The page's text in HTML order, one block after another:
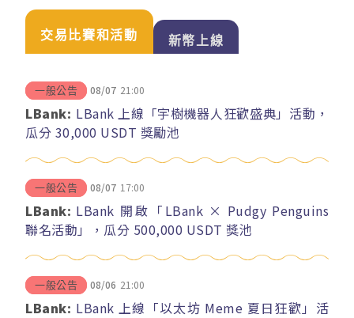
交易比賽和活動 新幣上線
一般公告 08/07 21:00
LBank: LBank 上線「宇樹機器人狂歡盛典」活動，
瓜分 30,000 USDT 獎勵池
一般公告 08/07 17:00
LBank: LBank 開啟「LBank × Pudgy Penguins
聯名活動」，瓜分 500,000 USDT 獎池
一般公告 08/06 21:00
LBank: LBank 上線「以太坊 Meme 夏日狂歡」活